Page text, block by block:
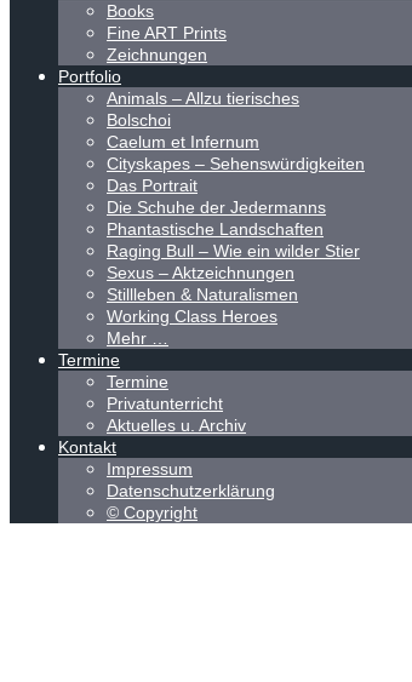
Books
Fine ART Prints
Zeichnungen
Portfolio
Animals – Allzu tierisches
Bolschoi
Caelum et Infernum
Cityskapes – Sehenswürdigkeiten
Das Portrait
Die Schuhe der Jedermanns
Phantastische Landschaften
Raging Bull – Wie ein wilder Stier
Sexus – Aktzeichnungen
Stillleben & Naturalismen
Working Class Heroes
Mehr …
Termine
Termine
Privatunterricht
Aktuelles u. Archiv
Kontakt
Impressum
Datenschutzerklärung
© Copyright